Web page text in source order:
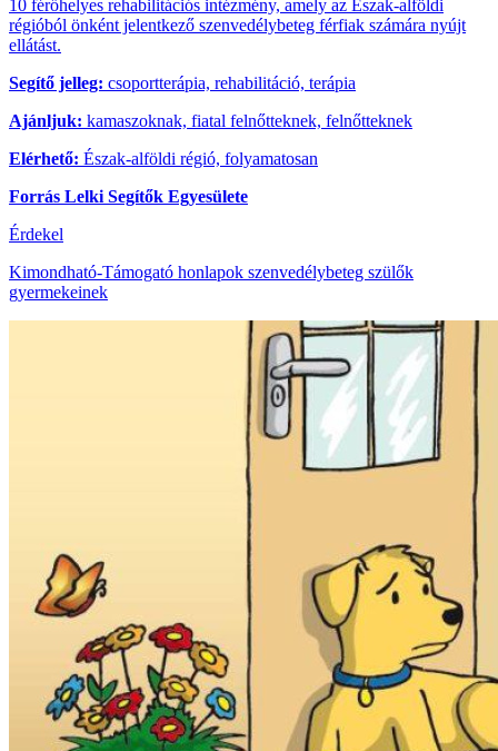
10 férőhelyes rehabilitációs intézmény, amely az Észak-alföldi
régióból önként jelentkező szenvedélybeteg férfiak számára nyújt
ellátást.
Segítő jelleg: csoportterápia, rehabilitáció, terápia
Ajánljuk: kamaszoknak, fiatal felnőtteknek, felnőtteknek
Elérhető: Észak-alföldi régió, folyamatosan
Forrás Lelki Segítők Egyesülete
Érdekel
Kimondható-Támogató honlapok szenvedélybeteg szülők
gyermekeinek